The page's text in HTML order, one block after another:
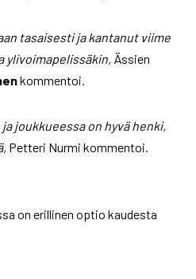
tasaisesti ja kantanut viime
ylivoimapelissäkin, Ässien
kommentoi.
joukkueessa on hyvä henki,
Petteri Nurmi kommentoi.
on erillinen optio kaudesta